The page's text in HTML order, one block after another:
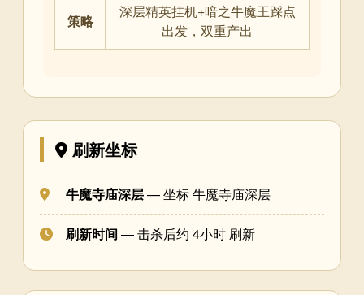
策略
深层精英挂机+暗之牛魔王踩点
出发，双重产出
刷新坐标
牛魔寺庙深层— 坐标 牛魔寺庙深层
刷新时间— 击杀后约 4小时 刷新